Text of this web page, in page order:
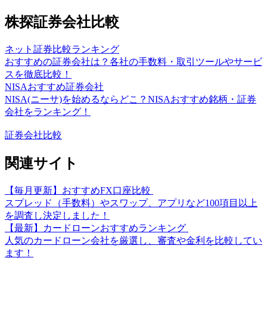
株探証券会社比較
ネット証券比較ランキング
おすすめの証券会社は？各社の手数料・取引ツールやサービ
スを徹底比較！
NISAおすすめ証券会社
NISA(ニーサ)を始めるならどこ？NISAおすすめ銘柄・証券
会社をランキング！
証券会社比較
関連サイト
【毎月更新】おすすめFX口座比較
スプレッド（手数料）やスワップ、アプリなど100項目以上
を調査し決定しました！
【最新】カードローンおすすめランキング
人気のカードローン会社を厳選し、審査や金利を比較してい
ます！